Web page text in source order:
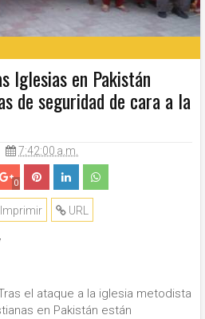
Iglesias en Pakistán
de seguridad de cara a la
7:42:00 a.m.
0
URL
Imprimir
el ataque a la iglesia metodista
en Pakistán están